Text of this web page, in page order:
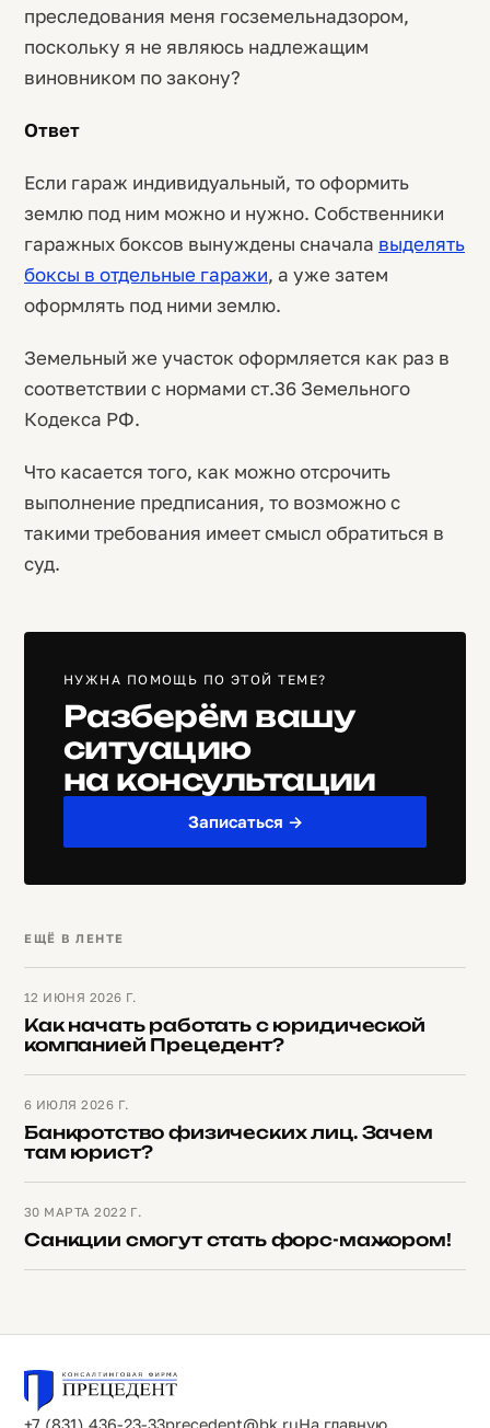
преследования меня госземельнадзором,
поскольку я не являюсь надлежащим
виновником по закону?
Ответ
Если гараж индивидуальный, то оформить
землю под ним можно и нужно. Собственники
гаражных боксов вынуждены сначала выделять
боксы в отдельные гаражи, а уже затем
оформлять под ними землю.
Земельный же участок оформляется как раз в
соответствии с нормами ст.36 Земельного
Кодекса РФ.
Что касается того, как можно отсрочить
выполнение предписания, то возможно с
такими требования имеет смысл обратиться в
суд.
НУЖНА ПОМОЩЬ ПО ЭТОЙ ТЕМЕ?
Разберём вашу
ситуацию
на консультации
Записаться →
ЕЩЁ В ЛЕНТЕ
12 ИЮНЯ 2026 Г.
Как начать работать с юридической
компанией Прецедент?
6 ИЮЛЯ 2026 Г.
Банкротство физических лиц. Зачем
там юрист?
30 МАРТА 2022 Г.
Санкции смогут стать форс-мажором!
+7 (831) 436-23-33precedent@bk.ruНа главную